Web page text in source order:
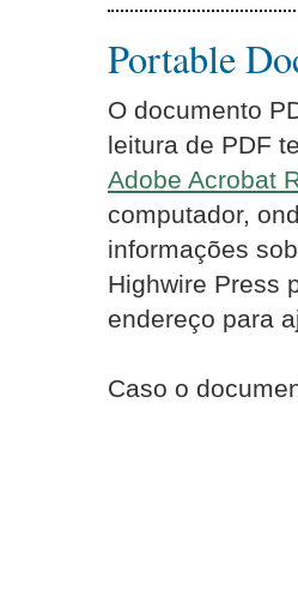
Portable
O documento
leitura de PDF
Adobe Acrobat
computador,
informações
Highwire Press
endereço para
Caso o